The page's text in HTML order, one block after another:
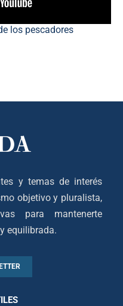
los pescadores
y temas de interés
objetivo y pluralista,
para mantenerte
equilibrada.